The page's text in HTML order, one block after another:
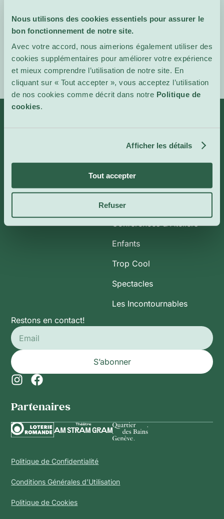
Nous utilisons des cookies essentiels pour assurer le
bon fonctionnement de notre site.
Avec votre accord, nous aimerions également utiliser des
cookies supplémentaires pour améliorer votre expérience
et mieux comprendre l’utilisation de notre site. En
cliquant sur « Tout accepter », vous acceptez l’utilisation
de nos cookies comme décrit dans notre Politique de
cookies.
Afficher les détails
Tout accepter
Refuser
À propos de nous
Art et Expositions
Cinéma Indépendant
Conférences & Ateliers
Enfants
Trop Cool
Spectacles
Les Incontournables
Restons en contact!
S’abonner
Partenaires​
Politique de Confidentialité
Conditions Générales d’Utilisation
Politique de Cookies